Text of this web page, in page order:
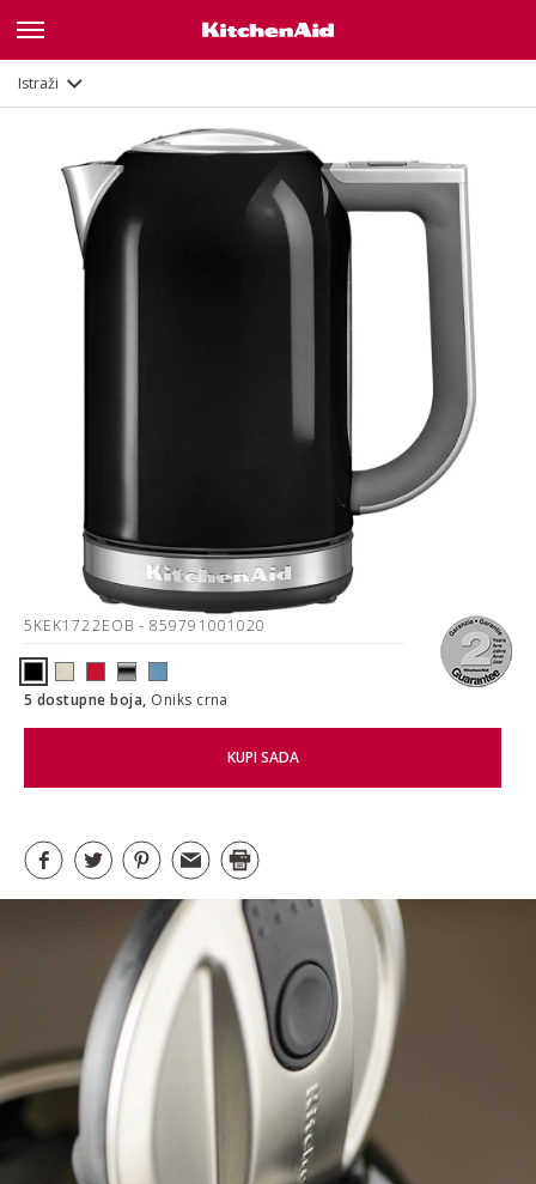
Istraži
5KEK1722EOB - 859791001020
5 dostupne boja, Oniks crna
KUPI SADA